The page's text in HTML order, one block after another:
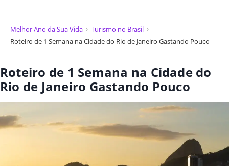
Melhor Ano da Sua Vida
Turismo no Brasil
Roteiro de 1 Semana na Cidade do Rio de Janeiro Gastando Pouco
Roteiro de 1 Semana na Cidade do
Rio de Janeiro Gastando Pouco